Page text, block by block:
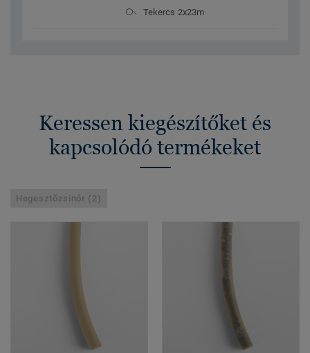
Tekercs 2x23m
Keressen kiegészítőket és
kapcsolódó termékeket
Hegesztőzsinór (2)